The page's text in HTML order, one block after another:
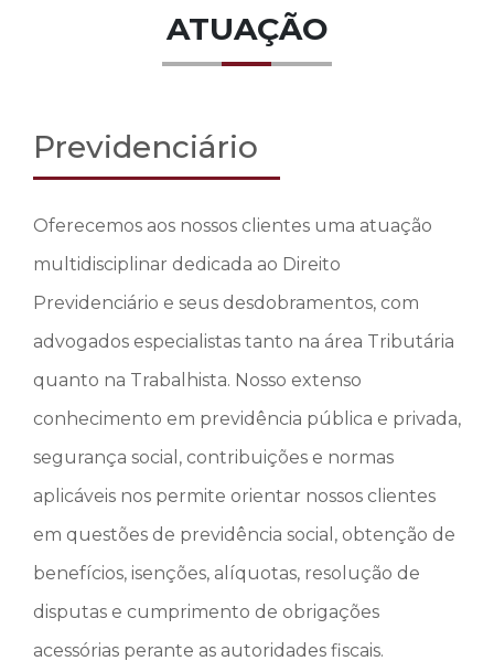
ATUAÇÃO
Previdenciário
Oferecemos aos nossos clientes uma atuação
multidisciplinar dedicada ao Direito
Previdenciário e seus desdobramentos, com
advogados especialistas tanto na área Tributária
quanto na Trabalhista. Nosso extenso
conhecimento em previdência pública e privada,
segurança social, contribuições e normas
aplicáveis ​​nos permite orientar nossos clientes
em questões de previdência social, obtenção de
benefícios, isenções, alíquotas, resolução de
disputas e cumprimento de obrigações
acessórias perante as autoridades fiscais.